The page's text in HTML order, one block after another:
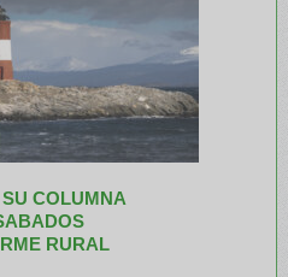
COLUMNA
RURAL